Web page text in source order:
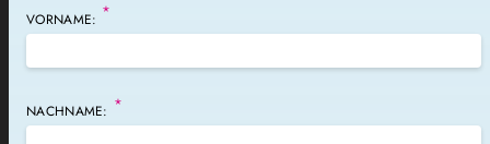
VORNAME: *
NACHNAME: *